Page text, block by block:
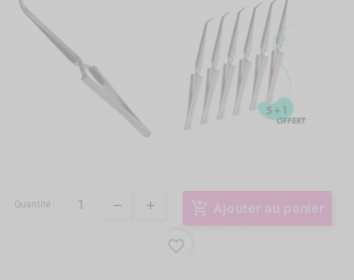
Quantité : add_shopping_cart Ajouter au panier
favorite_border